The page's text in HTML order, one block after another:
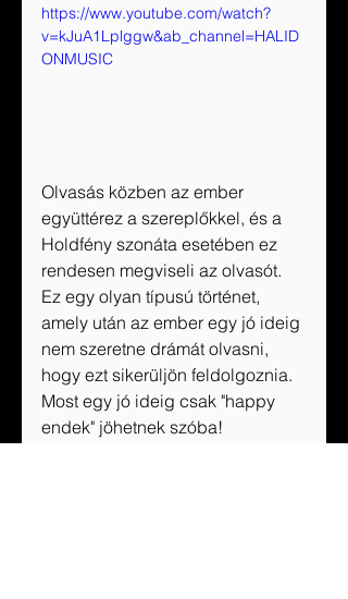
https://www.youtube.com/watch?
v=kJuA1Lplggw&ab_channel=HALID
ONMUSIC
Olvasás közben az ember
együttérez a szereplőkkel, és a
Holdfény szonáta esetében ez
rendesen megviseli az olvasót.
Ez egy olyan típusú történet,
amely után az ember egy jó ideig
nem szeretne drámát olvasni,
hogy ezt sikerüljön feldolgoznia.
Most egy jó ideig csak "happy
endek" jöhetnek szóba!